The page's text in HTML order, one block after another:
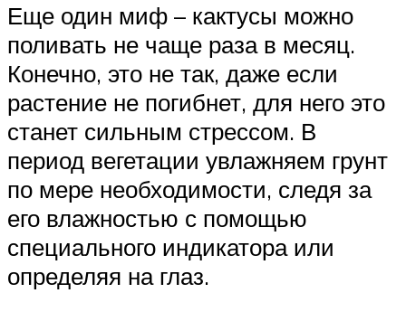
Еще один миф – кактусы можно
поливать не чаще раза в месяц.
Конечно, это не так, даже если
растение не погибнет, для него это
станет сильным стрессом. В
период вегетации увлажняем грунт
по мере необходимости, следя за
его влажностью с помощью
специального индикатора или
определяя на глаз.